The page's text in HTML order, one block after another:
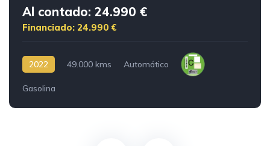
Al contado: 24.990 €
Financiado: 24.990 €
2022 49.000 kms Automático
Gasolina